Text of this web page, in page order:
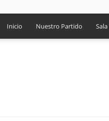
Inicio Nuestro Partido